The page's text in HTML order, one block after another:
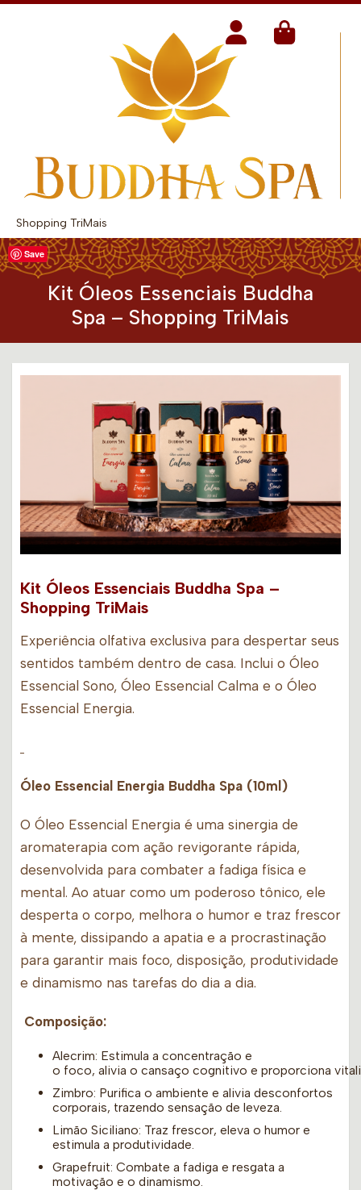
Shopping TriMais
Kit Óleos Essenciais Buddha
Spa – Shopping TriMais
Save
Kit Óleos Essenciais Buddha Spa –
Shopping TriMais
Experiência olfativa exclusiva para despertar seus
sentidos também dentro de casa. Inclui o Óleo
Essencial Sono, Óleo Essencial Calma e o Óleo
Essencial Energia.
Óleo Essencial Energia Buddha Spa (10ml)
O Óleo Essencial Energia é uma sinergia de
aromaterapia com ação revigorante rápida,
desenvolvida para combater a fadiga física e
mental. Ao atuar como um poderoso tônico, ele
desperta o corpo, melhora o humor e traz frescor
à mente, dissipando a apatia e a procrastinação
para garantir mais foco, disposição, produtividade
e dinamismo nas tarefas do dia a dia.
Composição:
Alecrim: Estimula a concentração e
o foco, alivia o cansaço cognitivo e proporciona
Zimbro: Purifica o ambiente e alivia desconfortos
corporais, trazendo sensação de leveza.
Limão Siciliano: Traz frescor, eleva o humor e
estimula a produtividade.
Grapefruit: Combate a fadiga e resgata a
motivação e o dinamismo.